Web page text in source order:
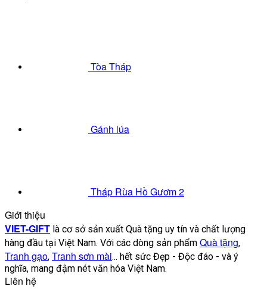
Tòa Tháp
Gánh lúa
Tháp Rùa Hồ Gươm 2
Giới thiệu
VIET-GIFT là cơ sở sản xuất Quà tặng uy tín và chất lượng
hàng đầu tại Việt Nam. Với các dòng sản phẩm Quà tặng,
Tranh gạo, Tranh sơn mài... hết sức Đẹp - Độc đáo - và ý
nghĩa, mang đậm nét văn hóa Việt Nam.
Liên hệ